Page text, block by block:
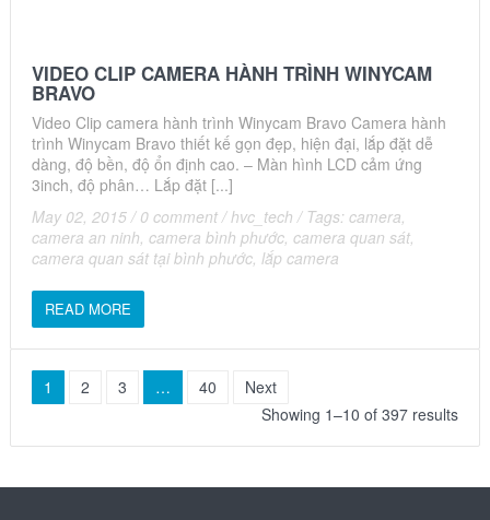
VIDEO CLIP CAMERA HÀNH TRÌNH WINYCAM
BRAVO
Video Clip camera hành trình Winycam Bravo Camera hành
trình Winycam Bravo thiết kế gọn đẹp, hiện đại, lắp đặt dễ
dàng, độ bền, độ ổn định cao. – Màn hình LCD cảm ứng
3inch, độ phân… Lắp đặt [...]
May 02, 2015 / 0 comment /hvc_tech / Tags: camera,
camera an ninh, camera bình phước, camera quan sát,
camera quan sát tại bình phước, lắp camera
READ MORE
1 2 3 … 40
Next
Showing 1–10 of 397 results